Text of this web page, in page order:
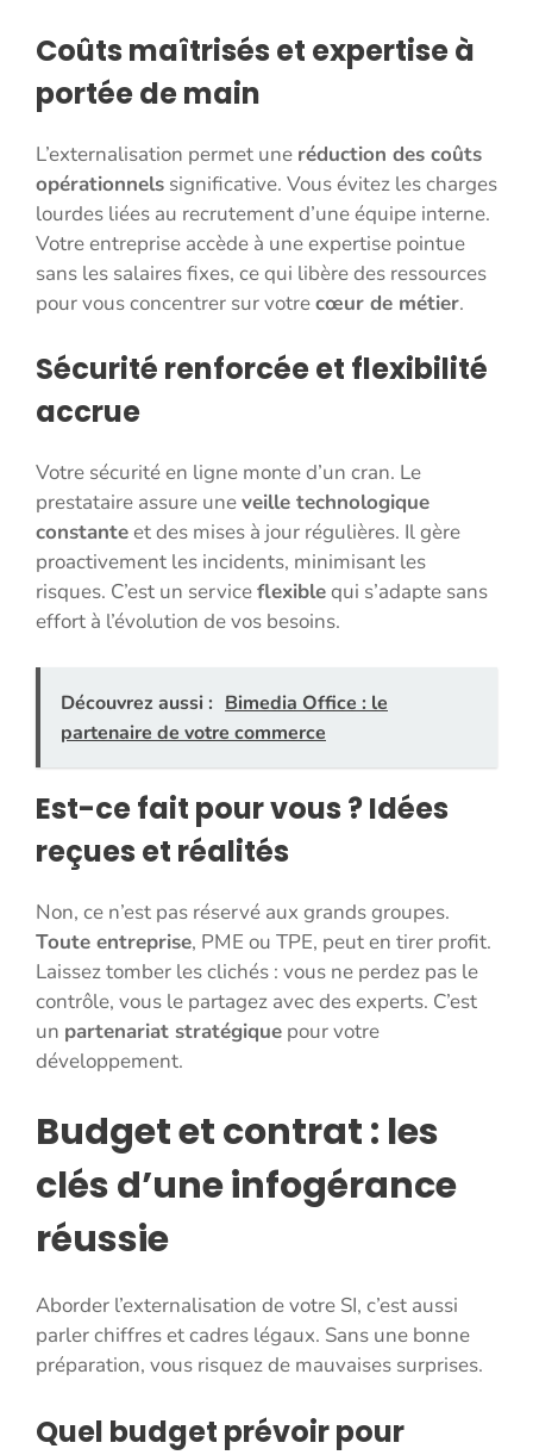
Coûts maîtrisés et expertise à
portée de main
L’externalisation permet une réduction des coûts
opérationnels significative. Vous évitez les charges
lourdes liées au recrutement d’une équipe interne.
Votre entreprise accède à une expertise pointue
sans les salaires fixes, ce qui libère des ressources
pour vous concentrer sur votrecœur de métier.
Sécurité renforcée et flexibilité
accrue
Votre sécurité en ligne monte d’un cran. Le
prestataire assure uneveille technologique
constanteet des mises à jour régulières. Il gère
proactivement les incidents, minimisant les
risques. C’est un serviceflexiblequi s’adapte sans
effort à l’évolution de vos besoins.
Découvrez aussi : Bimedia Office : le
partenaire de votre commerce
Est-ce fait pour vous ? Idées
reçues et réalités
Non, ce n’est pas réservé aux grands groupes.
Toute entreprise, PME ou TPE, peut en tirer profit.
Laissez tomber les clichés : vous ne perdez pas le
contrôle, vous le partagez avec des experts. C’est
un partenariat stratégique pour votre
développement.
Budget et contrat : les
clés d’une infogérance
réussie
Aborder l’externalisation de votre SI, c’est aussi
parler chiffres et cadres légaux. Sans une bonne
préparation, vous risquez de mauvaises surprises.
Quel budget prévoir pour